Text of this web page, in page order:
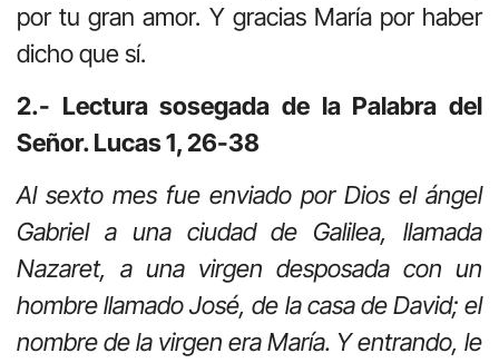
por tu gran amor. Y gracias María por haber
dicho que sí.
2.- Lectura sosegada de la Palabra del
Señor. Lucas 1, 26-38
Al sexto mes fue enviado por Dios el ángel
Gabriel a una ciudad de Galilea, llamada
Nazaret, a una virgen desposada con un
hombre llamado José, de la casa de David; el
nombre de la virgen era María. Y entrando, le